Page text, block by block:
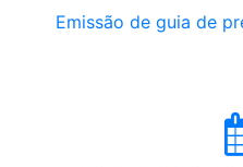
Emissão de guia de